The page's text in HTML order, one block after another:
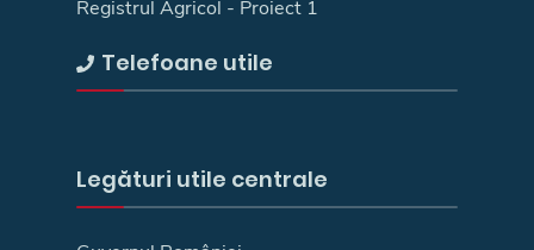
Registrul Agricol - Proiect 1
Telefoane utile
Legături utile centrale